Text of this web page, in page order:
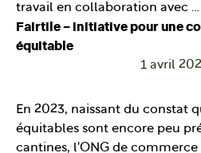
travail en collaboration avec …
Fairtile – initiative pour une
équitable
1 avril
En 2023, naissant du constat
équitables sont encore peu
cantines, l'ONG de